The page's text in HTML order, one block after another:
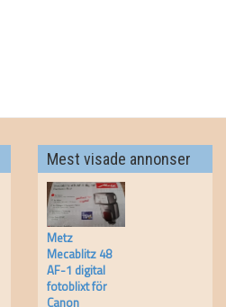
Mest visade annonser
Metz
Mecablitz 48
AF-1 digital
fotoblixt för
Canon